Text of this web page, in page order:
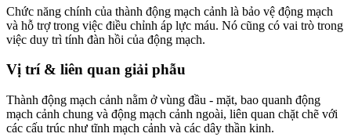
Chức năng chính của thành động mạch cảnh là bảo vệ động mạch
và hỗ trợ trong việc điều chỉnh áp lực máu. Nó cũng có vai trò trong
việc duy trì tính đàn hồi của động mạch.
Vị trí & liên quan giải phẫu
Thành động mạch cảnh nằm ở vùng đầu - mặt, bao quanh động
mạch cảnh chung và động mạch cảnh ngoài, liên quan chặt chẽ với
các cấu trúc như tĩnh mạch cảnh và các dây thần kinh.